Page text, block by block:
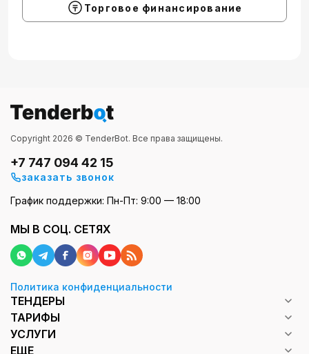
Торговое финансирование
Copyright 2026 © TenderBot. Все права защищены.
+7 747 094 42 15
заказать звонок
График поддержки: Пн-Пт: 9:00 — 18:00
МЫ В СОЦ. СЕТЯХ
Политика конфиденциальности
ТЕНДЕРЫ
ТАРИФЫ
УСЛУГИ
ЕЩЕ